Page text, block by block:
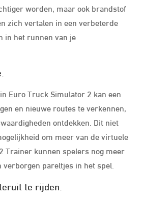
worden, maar ook brandstof
zich vertalen in een verbeterde
in het runnen van je
Euro Truck Simulator 2 kan een
en nieuwe routes te verkennen,
ontdekken. Dit niet
om meer van de virtuele
Trainer kunnen spelers nog meer
pareltjes in het spel.
te rijden.